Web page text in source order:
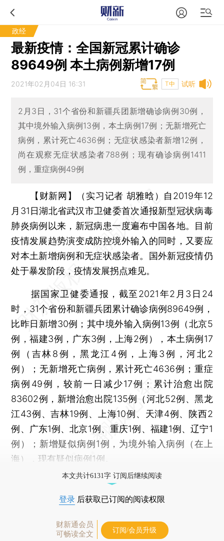
政经
最新疫情：全国新冠累计确诊
89649例 本土病例新增17例
试听
2021年02月04日 16:31 T中
2月3日，31个省份和新疆兵团新增确诊病例30例，
其中境外输入病例13例，本土病例17例；无新增死亡
病例，累计死亡4636例；无症状感染者新增12例，
尚在观察无症状感染者788例；现有确诊病例1411
例，重症病例49例
【财新网】（实习记者 胡雅晗） 自2019年12
月31日湖北省武汉市卫健委首次通报新型冠状病毒
肺炎病例以来，新冠病患一度遍布中国各地。目前
疫情发展趋势演变成防控境外输入的同时，又要应
对本土新增病例和无症状感染者。国外新冠疫情仍
处于暴发阶段，疫情发展拐点难见。
据国家卫健委通报，截至2021年2月3日24
时，31个省份和新疆兵团累计确诊病例89649例，
比昨日新增30例；其中境外输入病例13例（北京5
例，福建3例，广东3例，上海2例），本土病例17
例（吉林8例，黑龙江4例，上海3例，河北2
例）；无新增死亡病例，累计死亡4636例；重症
病例49例，较前一日减少17例；累计治愈出院
83602例，新增治愈出院135例（河北52例、黑龙
江43例、吉林19例、上海10例、天津4例、陕西2
例、广东1例、北京1例、重庆1例、福建1例、辽宁1
例）；新增疑似病例1例，为境外输入病例（在上
海），现有疑似病例1例。
本文共计6131字 订阅后继续阅读
登录 后获取已订阅的阅读权限
财新通会员
可畅读全文
订阅/会员升级